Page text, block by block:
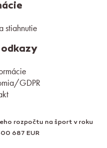
stiahnutie
GDPR
rozpočtu na šport v roku
687 EUR